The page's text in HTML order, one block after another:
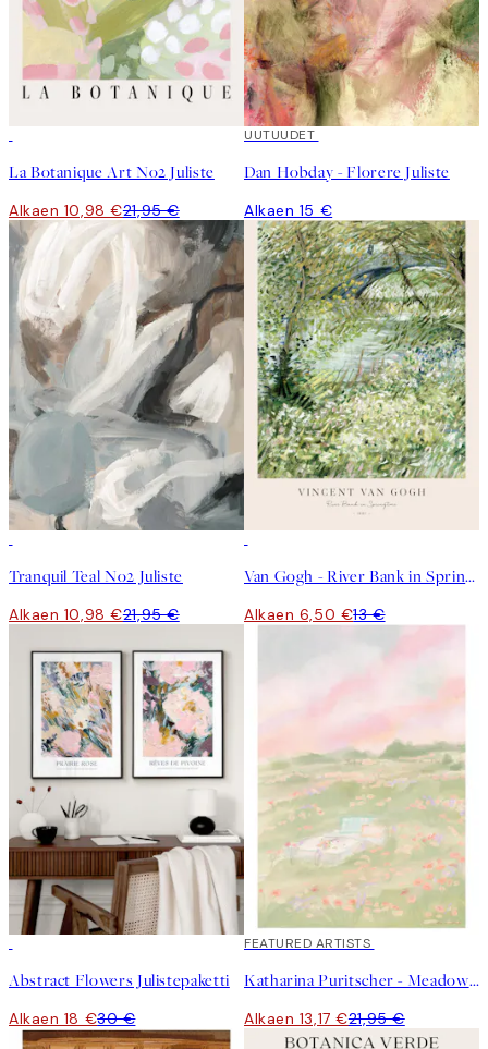
La Botanique Art No2 Juliste
Alkaen 10,98 €21,95 €
UUTUUDET
Dan Hobday - Florere Juliste
Alkaen 15 €
Tranquil Teal No2 Juliste
Alkaen 10,98 €21,95 €
Van Gogh - River Bank in Springtime Juliste
Alkaen 6,50 €13 €
Abstract Flowers Julistepaketti
Alkaen 18 €30 €
40%*
FEATURED ARTISTS
Katharina Puritscher - Meadow Juliste
Alkaen 13,17 €21,95 €